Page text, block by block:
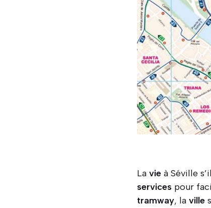
La vie à Séville
services pour
tramway, la ville